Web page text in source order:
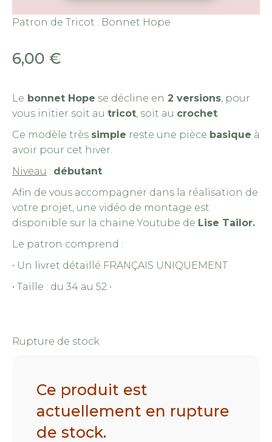
Patron de Tricot : Bonnet Hope
6,00 €
Le bonnet Hope se décline en 2 versions, pour
vous initier soit au tricot, soit au crochet.
Ce modèle très simple reste une pièce basique à
avoir pour cet hiver.
Niveau : débutant
Afin de vous accompagner dans la réalisation de
votre projet, une vidéo de montage est
disponible sur la chaine Youtube de Lise Tailor.
Le patron comprend :
• Un livret détaillé FRANÇAIS UNIQUEMENT
• Taille : du 34 au 52 •
Rupture de stock
Ce produit est
actuellement en rupture
de stock.